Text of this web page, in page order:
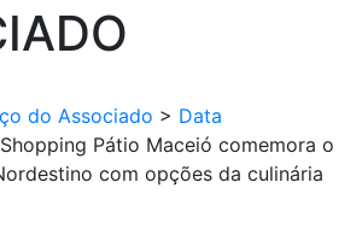
do Associado > Data
Shopping Pátio Maceió comemora o
com opções da culinária